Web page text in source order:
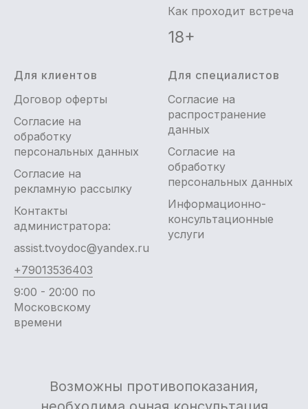
Как проходит встреча
18+
Для клиентов
Договор оферты
Согласие на
обработку
персональных данных
Согласие на
рекламную рассылку
Контакты
администратора:
assist.tvoydoc@yandex.ru
+79013536403
9:00 - 20:00 по
Московскому
времени
Для специалистов
Согласие на
распространение
данных
Согласие на
обработку
персональных данных
Информационно-
консультационные
услуги
Возможны противопоказания,